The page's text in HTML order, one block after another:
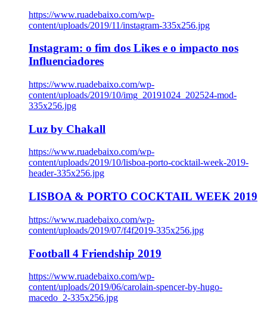
https://www.ruadebaixo.com/wp-
content/uploads/2019/11/instagram-335x256.jpg
Instagram: o fim dos Likes e o impacto nos
Influenciadores
https://www.ruadebaixo.com/wp-
content/uploads/2019/10/img_20191024_202524-mod-
335x256.jpg
Luz by Chakall
https://www.ruadebaixo.com/wp-
content/uploads/2019/10/lisboa-porto-cocktail-week-2019-
header-335x256.jpg
LISBOA & PORTO COCKTAIL WEEK 2019
https://www.ruadebaixo.com/wp-
content/uploads/2019/07/f4f2019-335x256.jpg
Football 4 Friendship 2019
https://www.ruadebaixo.com/wp-
content/uploads/2019/06/carolain-spencer-by-hugo-
macedo_2-335x256.jpg